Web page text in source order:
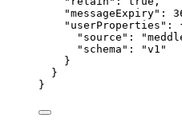
"messageExpiry" :
"userProperties" :
"source" : "
"schema" : "v1 "
}
}
}